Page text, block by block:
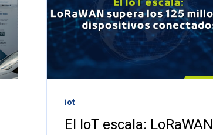
iot
El IoT escala: LoRaWAN